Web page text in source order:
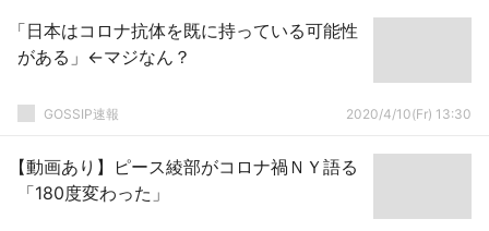
「日本はコロナ抗体を既に持っている可能性
がある」←マジなん？
GOSSIP速報 2020/4/10(Fr) 13:30
【動画あり】ピース綾部がコロナ禍ＮＹ語る
「180度変わった」